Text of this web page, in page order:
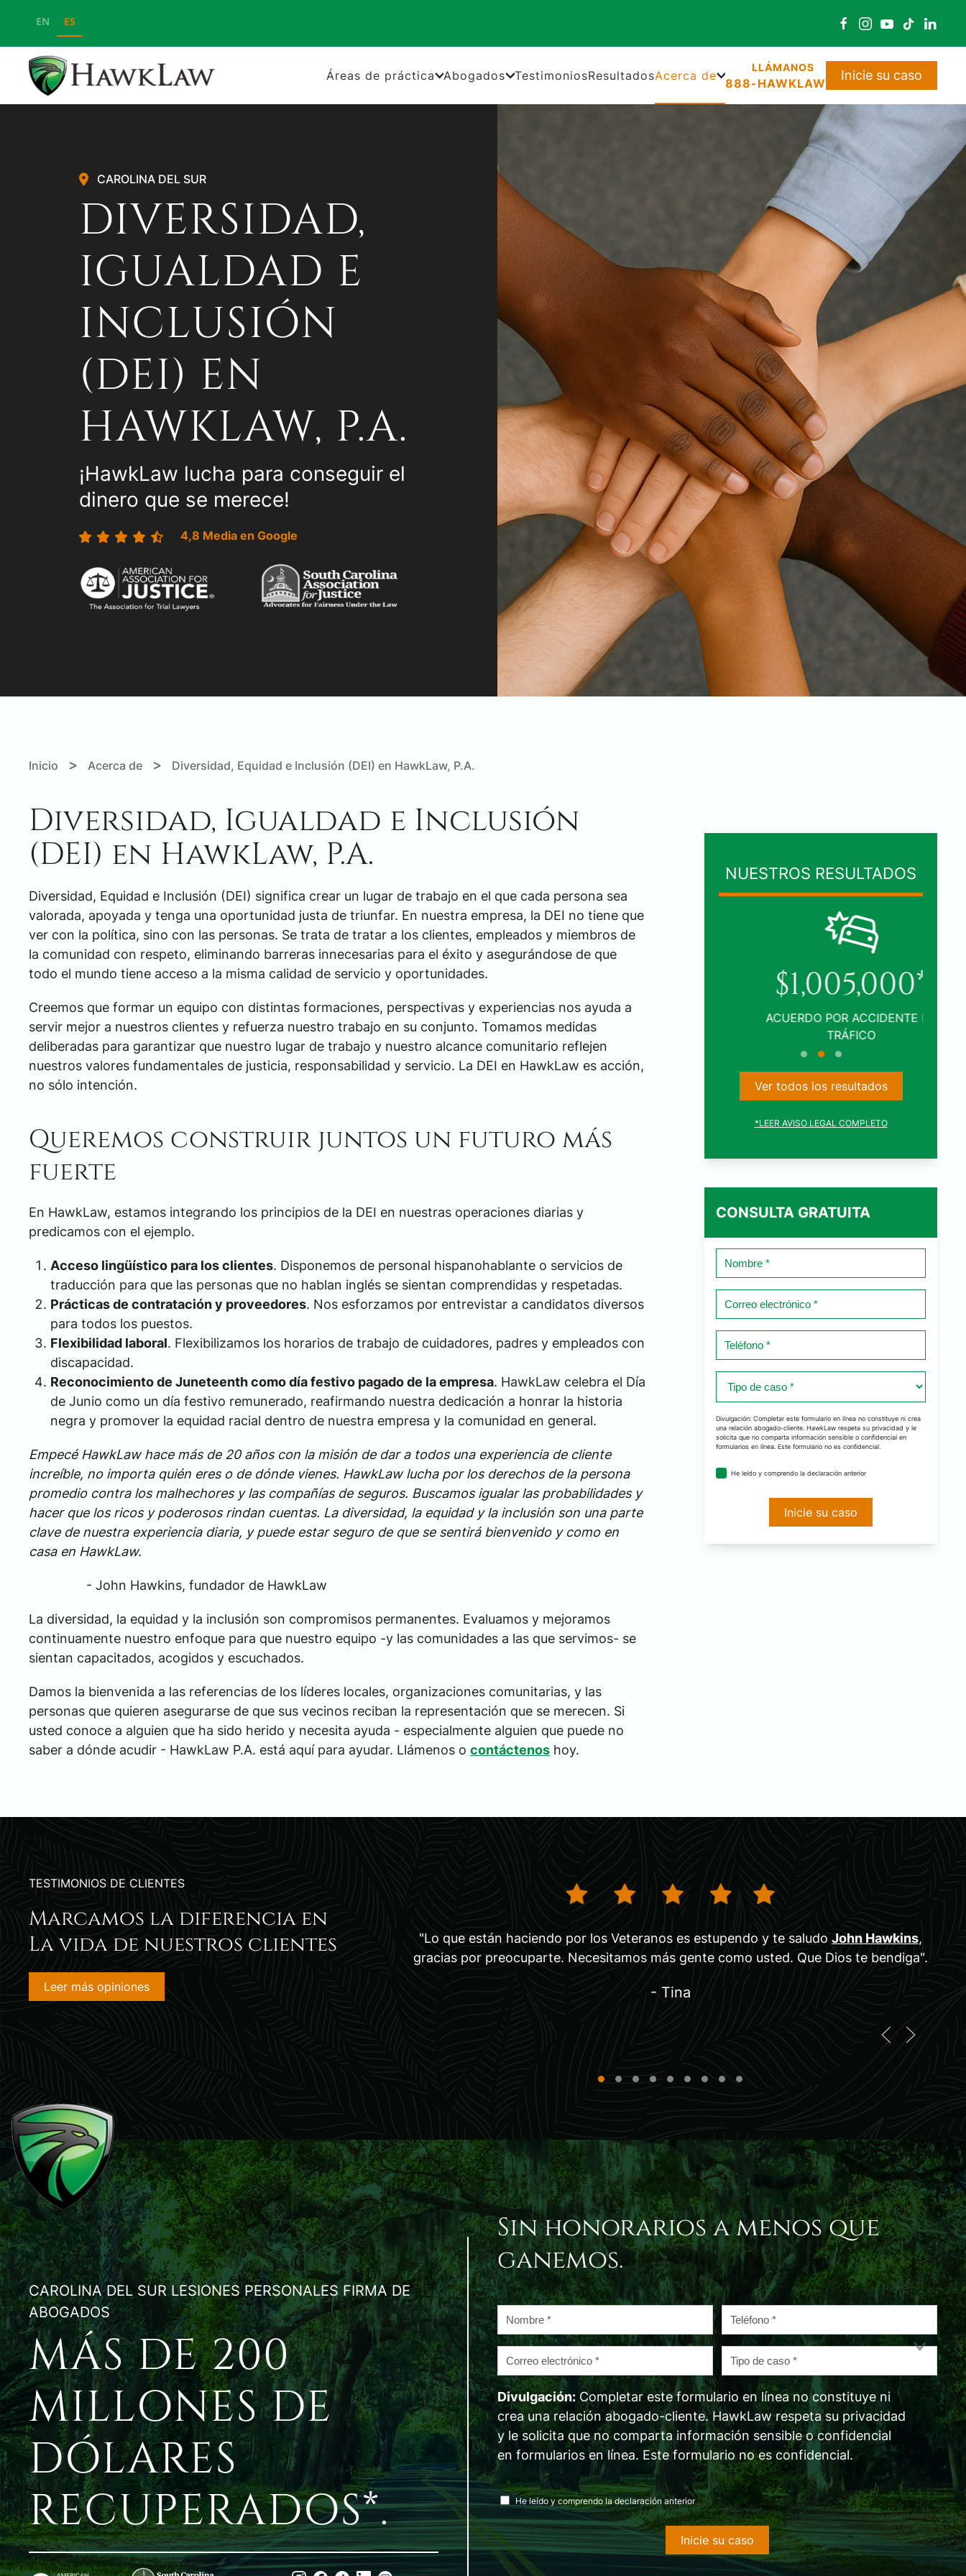
Ir al contenido principal
EN ES
Áreas de práctica Abogados TestimoniosResultadosAcerca de
888-HAWKLAW
Inicie su caso
CAROLINA DEL SUR
DIVERSIDAD,
IGUALDAD E
INCLUSIÓN
(DEI) EN
HAWKLAW, P.A.
¡HawkLaw lucha para conseguir el
dinero que se merece!
4,8 Media en Google
Inicio > Acerca de > Diversidad, Equidad e Inclusión (DEI) en HawkLaw, P.A.
Diversidad, Igualdad e Inclusión
(DEI) en HawkLaw, P.A.
Diversidad, Equidad e Inclusión (DEI) significa crear un lugar de trabajo en el que cada persona sea
valorada, apoyada y tenga una oportunidad justa de triunfar. En nuestra empresa, la DEI no tiene que
ver con la política, sino con las personas. Se trata de tratar a los clientes, empleados y miembros de
la comunidad con respeto, eliminando barreras innecesarias para el éxito y asegurándose de que
todo el mundo tiene acceso a la misma calidad de servicio y oportunidades.
Creemos que formar un equipo con distintas formaciones, perspectivas y experiencias nos ayuda a
servir mejor a nuestros clientes y refuerza nuestro trabajo en su conjunto. Tomamos medidas
deliberadas para garantizar que nuestro lugar de trabajo y nuestro alcance comunitario reflejen
nuestros valores fundamentales de justicia, responsabilidad y servicio. La DEI en HawkLaw es acción,
no sólo intención.
Queremos construir juntos un futuro más
fuerte
En HawkLaw, estamos integrando los principios de la DEI en nuestras operaciones diarias y
predicamos con el ejemplo.
Acceso lingüístico para los clientes. Disponemos de personal hispanohablante o servicios de
traducción para que las personas que no hablan inglés se sientan comprendidas y respetadas.
Prácticas de contratación y proveedores. Nos esforzamos por entrevistar a candidatos diversos
para todos los puestos.
Flexibilidad laboral. Flexibilizamos los horarios de trabajo de cuidadores, padres y empleados con
discapacidad.
Reconocimiento de Juneteenth como día festivo pagado de la empresa. HawkLaw celebra el Día
de Junio como un día festivo remunerado, reafirmando nuestra dedicación a honrar la historia
negra y promover la equidad racial dentro de nuestra empresa y la comunidad en general.
Empecé HawkLaw hace más de 20 años con la misión de dar a todos una experiencia de cliente
increíble, no importa quién eres o de dónde vienes. HawkLaw lucha por los derechos de la persona
promedio contra los malhechores y las compañías de seguros. Buscamos igualar las probabilidades y
hacer que los ricos y poderosos rindan cuentas. La diversidad, la equidad y la inclusión son una parte
clave de nuestra experiencia diaria, y puede estar seguro de que se sentirá bienvenido y como en
casa en HawkLaw.
- John Hawkins, fundador de HawkLaw
La diversidad, la equidad y la inclusión son compromisos permanentes. Evaluamos y mejoramos
continuamente nuestro enfoque para que nuestro equipo -y las comunidades a las que servimos- se
sientan capacitados, acogidos y escuchados.
Damos la bienvenida a las referencias de los líderes locales, organizaciones comunitarias, y las
personas que quieren asegurarse de que sus vecinos reciban la representación que se merecen. Si
usted conoce a alguien que ha sido herido y necesita ayuda - especialmente alguien que puede no
saber a dónde acudir - HawkLaw P.A. está aquí para ayudar. Llámenos o contáctenos hoy.
NUESTROS RESULTADOS
ACUERDO POR ACCIDENTE DE
CAMIÓN
$1,005,000*
ACUERDO POR ACCIDENTE DE
TRÁFICO
Ver todos los resultados
*LEER AVISO LEGAL COMPLETO
CONSULTA GRATUITA
Nombre
Correo
*Teléfono
caso
*
Divulgación: Completar este formulario en línea no constituye ni crea
una relación abogado-cliente. HawkLaw respeta su privacidad y le
solicita que no comparta información sensible o confidencial en
formularios en línea. Este formulario no es confidencial.
acuerdo
He leído y comprendo la declaración anterior
TESTIMONIOS DE CLIENTES
Marcamos la diferencia en
La vida de nuestros clientes
Leer más opiniones
"Lo que están haciendo por los Veteranos es estupendo y te saludo John Hawkins,
gracias por preocuparte. Necesitamos más gente como usted. Que Dios te bendiga".
- Tina
CAROLINA DEL SUR LESIONES PERSONALES FIRMA DE
ABOGADOS
MÁS DE 200
MILLONES DE
DÓLARES
RECUPERADOS*.
Sin honorarios a menos que
ganemos.
Nombre Teléfono
Correo
*
Tipo
caso
*
Divulgación: Completar este formulario en línea no constituye ni
crea una relación abogado-cliente. HawkLaw respeta su privacidad
y le solicita que no comparta información sensible o confidencial
en formularios en línea. Este formulario no es confidencial.
acuerdo
de
divulgación
*
He leído y comprendo la declaración anterior.